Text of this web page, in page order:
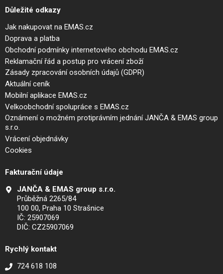
Důležité odkazy
Jak nakupovat na EMAS.cz
Doprava a platba
Obchodní podmínky internetového obchodu EMAS.cz
Reklamační řád a postup pro vrácení zboží
Zásady zpracování osobních údajů (GDPR)
Aktuální ceník
Mobilní aplikace EMAS.cz
Velkoobchodní spolupráce s EMAS.cz
Oznámení o možném protiprávním jednání JANČA & EMAS group
s.r.o.
Vrácení objednávky
Cookies
Fakturační údaje
JANČA & EMAS group s.r.o.
Průběžná 2265/84
100 00, Praha 10 Strašnice
IČ: 25907069
DIČ: CZ25907069
Rychlý kontakt
724 618 108